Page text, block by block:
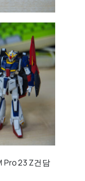
Pro 23 Z건담